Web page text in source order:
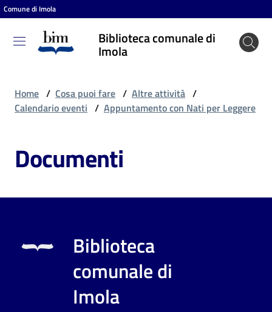
Vai al contenuto
Vai alla navigazione
Vai al footer
Comune di Imola
Biblioteca comunale di
Imola
Biblioteca
comunale
puoi
Home / Cosa puoi fare / Altre attività /
Calendario eventi / Appuntamento con Nati per Leggere
Documenti
Biblioteca
comunale di
Imola